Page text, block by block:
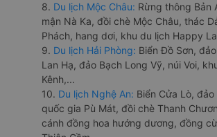
8. Du lịch Mộc Châu: Rừng thông Bản
mận Nà Ka, đồi chè Mộc Châu, thác
Phách, hang dơi, khu du lịch Happy
9. Du lịch Hải Phòng: Biển Đồ Sơn,
Lan Hạ, đảo Bạch Long Vỹ, núi Voi,
Kênh,...
10. Du lịch Nghệ An: Biển Cửa Lò,
quốc gia Pù Mát, đồi chè Thanh
cánh đồng hoa hướng dương, đồng